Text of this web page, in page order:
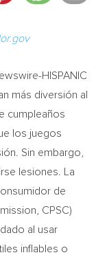
HISPANIC
más diversión al
cumpleaños
los juegos
Sin embargo,
lesiones. La
de
CPSC)
al usar
inflables o